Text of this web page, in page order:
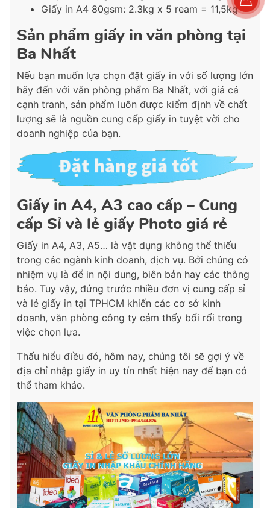
Giấy in A4 80gsm: 2.3kg x 5 ream = 11,5kg
Sản phẩm giấy in văn phòng tại
Ba Nhất
Nếu bạn muốn lựa chọn đặt giấy in với số lượng lớn
hãy đến với văn phòng phẩm Ba Nhất, với giá cả
cạnh tranh, sản phẩm luôn được kiểm định về chất
lượng sẽ là nguồn cung cấp giấy in tuyệt vời cho
doanh nghiệp của bạn.
Giấy in A4, A3 cao cấp – Cung
cấp Sỉ và lẻ giấy Photo giá rẻ
Giấy in A4, A3, A5… là vật dụng không thể thiếu
trong các ngành kinh doanh, dịch vụ. Bởi chúng có
nhiệm vụ là để in nội dung, biên bản hay các thông
báo. Tuy vậy, đứng trước nhiều đơn vị cung cấp sỉ
và lẻ giấy in tại TPHCM khiến các cơ sở kinh
doanh, văn phòng công ty cảm thấy bối rối trong
việc chọn lựa.
Thấu hiểu điều đó, hôm nay, chúng tôi sẽ gợi ý về
địa chỉ nhập giấy in uy tín nhất hiện nay để bạn có
thể tham khảo.